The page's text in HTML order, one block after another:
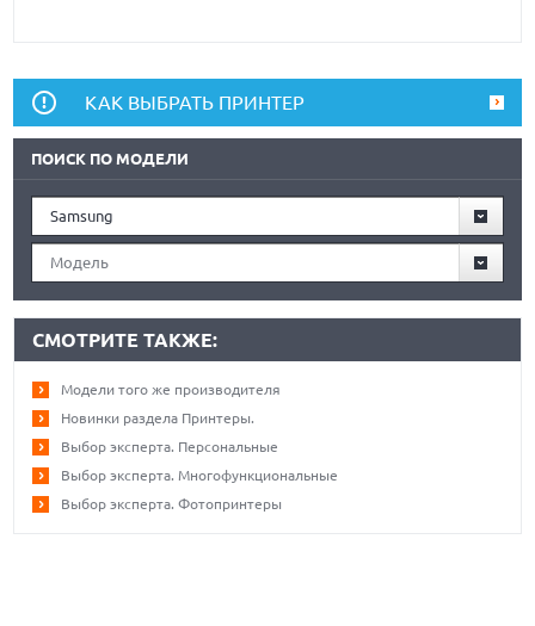
КАК ВЫБРАТЬ ПРИНТЕР
ПОИСК ПО МОДЕЛИ
Samsung
Модель
СМОТРИТЕ ТАКЖЕ:
Модели того же производителя
Новинки раздела Принтеры.
Выбор эксперта. Персональные
Выбор эксперта. Многофункциональные
Выбор эксперта. Фотопринтеры